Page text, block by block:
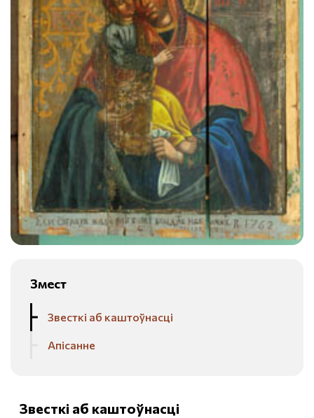
Змест
Звесткі аб каштоўнасці
Апісанне
Звесткі аб каштоўнасці